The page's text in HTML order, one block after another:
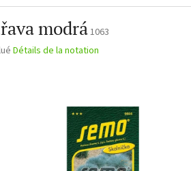
modrá1063
Détails de la notation